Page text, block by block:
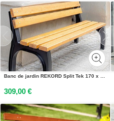
Banc de jardin REKORD Split Tek 170 x 56 x 75 cm en bois massif dépicéa scandinave et fonte - Banc public résistant aux intempéries
309,00 €